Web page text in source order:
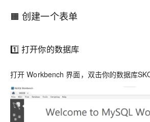
🟧 创建一个表单
1️⃣ 打开你的数据库
打开 Workbench 界面，双击你的数据库